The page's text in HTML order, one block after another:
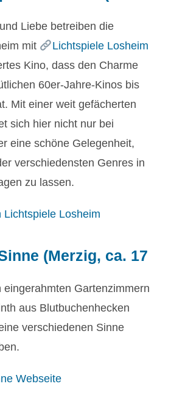
Liebe betreiben die
mit
Lichtspiele Losheim
Kino, dass den Charme
60er-Jahre-Kinos bis
Mit einer weit gefächerten
sich hier nicht nur bei
eine schöne Gelegenheit,
verschiedensten Genres in
zu lassen.
Lichtspiele Losheim
(Merzig, ca. 17
eingerahmten Gartenzimmern
aus Blutbuchenhecken
verschiedenen Sinne
Webseite